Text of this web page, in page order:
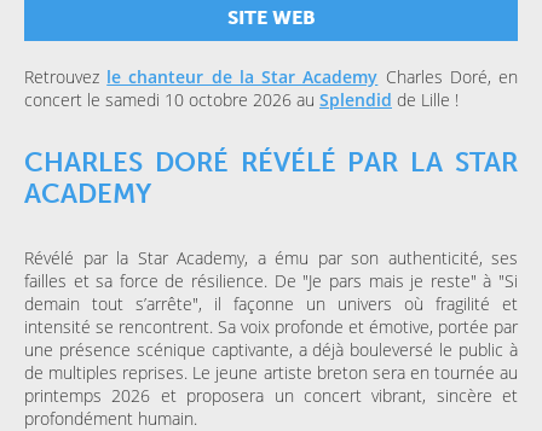
SITE WEB
Retrouvez le chanteur de la Star Academy Charles Doré, en
concert le samedi 10 octobre 2026 au Splendid de Lille !
CHARLES DORÉ RÉVÉLÉ PAR LA STAR
ACADEMY
Révélé par la Star Academy, a ému par son authenticité, ses
failles et sa force de résilience. De "Je pars mais je reste" à "Si
demain tout s’arrête", il façonne un univers où fragilité et
intensité se rencontrent. Sa voix profonde et émotive, portée par
une présence scénique captivante, a déjà bouleversé le public à
de multiples reprises. Le jeune artiste breton sera en tournée au
printemps 2026 et proposera un concert vibrant, sincère et
profondément humain.